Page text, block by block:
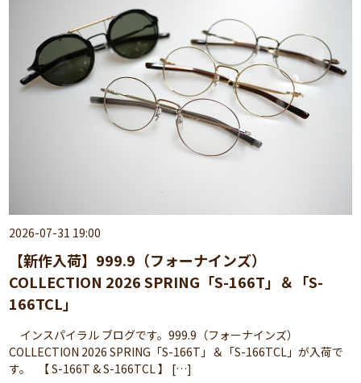
2026-07-31 19:00
【新作入荷】999.9（フォーナインズ）
COLLECTION 2026 SPRING「S-166T」＆「S-
166TCL」
インスパイラル ブログです。999.9（フォーナインズ）
COLLECTION 2026 SPRING「S-166T」＆「S-166TCL」が入荷で
す。 【 S-166T & S-166TCL 】 […]